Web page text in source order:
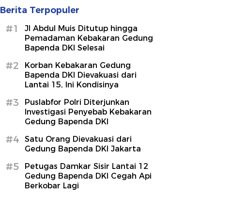
Berita Terpopuler
#1
Jl Abdul Muis Ditutup hingga
Pemadaman Kebakaran Gedung
Bapenda DKI Selesai
#2
Korban Kebakaran Gedung
Bapenda DKI Dievakuasi dari
Lantai 15, Ini Kondisinya
#3
Puslabfor Polri Diterjunkan
Investigasi Penyebab Kebakaran
Gedung Bapenda DKI
#4
Satu Orang Dievakuasi dari
Gedung Bapenda DKI Jakarta
#5
Petugas Damkar Sisir Lantai 12
Gedung Bapenda DKI Cegah Api
Berkobar Lagi